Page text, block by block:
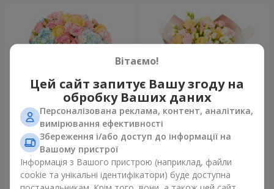
Букет "Ніжність світанку"
4 265 грн
Букет "Дотик ніжності"
2 624 грн
Вітаємо!
Цей сайт запитує Вашу згоду на
обробку Ваших даних
Персоналізована реклама, контент, аналітика,
вимірювання ефективності
Збереження і/або доступ до інформації на
Вашому пристрої
Інформація з Вашого пристрою (наприклад, файли
cookie та унікальні ідентифікатори) буде доступна